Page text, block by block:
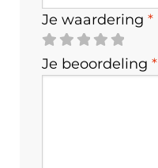
Je waardering*
Je beoordeling*